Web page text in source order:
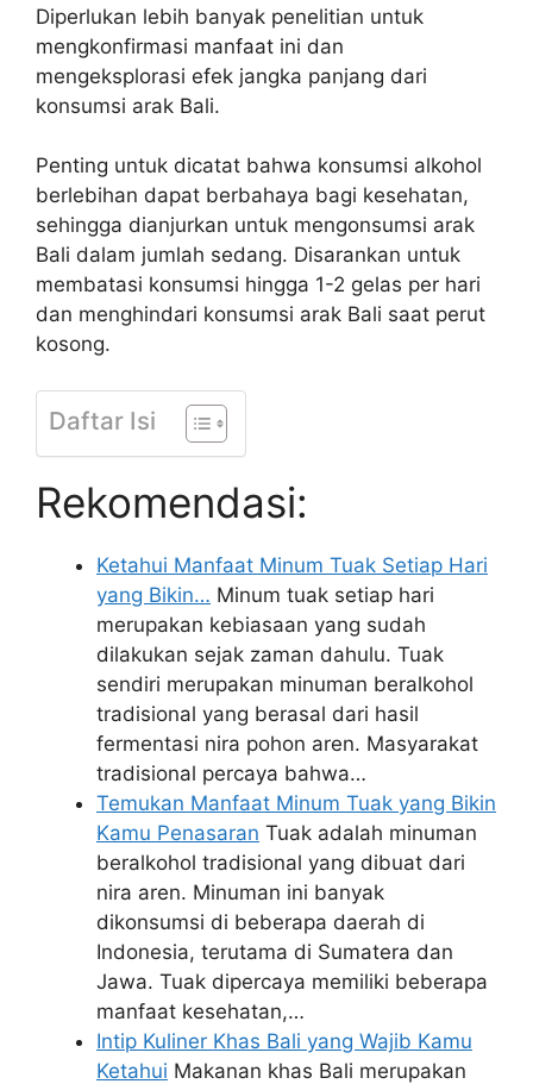
Diperlukan lebih banyak penelitian untuk
mengkonfirmasi manfaat ini dan
mengeksplorasi efek jangka panjang dari
konsumsi arak Bali.
Penting untuk dicatat bahwa konsumsi alkohol
berlebihan dapat berbahaya bagi kesehatan,
sehingga dianjurkan untuk mengonsumsi arak
Bali dalam jumlah sedang. Disarankan untuk
membatasi konsumsi hingga 1-2 gelas per hari
dan menghindari konsumsi arak Bali saat perut
kosong.
Daftar Isi
Rekomendasi:
Ketahui Manfaat Minum Tuak Setiap Hari
yang Bikin… Minum tuak setiap hari
merupakan kebiasaan yang sudah
dilakukan sejak zaman dahulu. Tuak
sendiri merupakan minuman beralkohol
tradisional yang berasal dari hasil
fermentasi nira pohon aren. Masyarakat
tradisional percaya bahwa…
Temukan Manfaat Minum Tuak yang Bikin
Kamu Penasaran Tuak adalah minuman
beralkohol tradisional yang dibuat dari
nira aren. Minuman ini banyak
dikonsumsi di beberapa daerah di
Indonesia, terutama di Sumatera dan
Jawa. Tuak dipercaya memiliki beberapa
manfaat kesehatan,…
Intip Kuliner Khas Bali yang Wajib Kamu
Ketahui Makanan khas Bali merupakan